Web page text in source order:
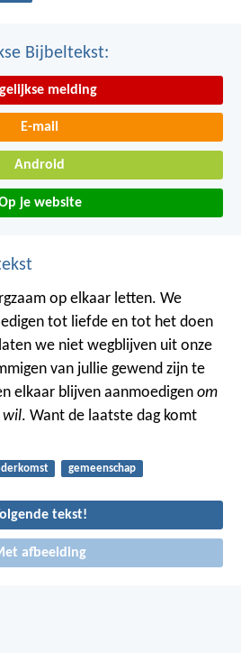
Bijbeltekst:
melding
E-mail
Android
je website
op elkaar letten. We
tot liefde en tot het doen
we niet wegblijven uit onze
van jullie gewend zijn te
elkaar blijven aanmoedigen om
wil. Want de laatste dag komt
gemeenschap
tekst!
afbeelding